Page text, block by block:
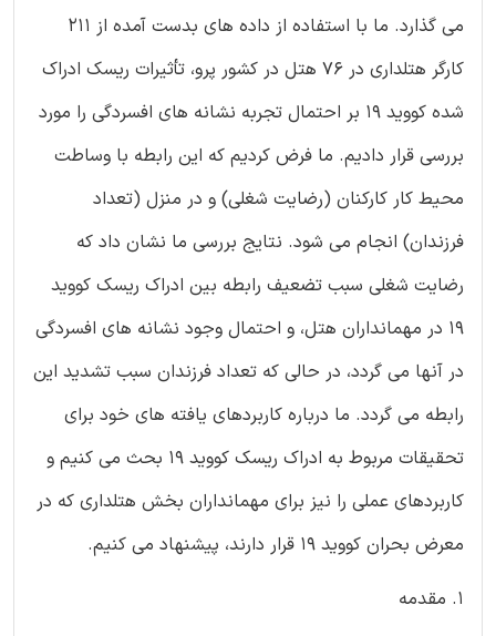
می گذارد. ما با استفاده از داده های بدست آمده از 211
کارگر هتلداری در 76 هتل در کشور پرو، تأثیرات ریسک ادراک
شده کووید 19 بر احتمال تجربه نشانه های افسردگی را مورد
بررسی قرار دادیم. ما فرض کردیم که این رابطه با وساطت
محیط کار کارکنان (رضایت شغلی) و در منزل (تعداد
فرزندان) انجام می شود. نتایج بررسی ما نشان داد که
رضایت شغلی سبب تضعیف رابطه بین ادراک ریسک کووید
19 در مهمانداران هتل، و احتمال وجود نشانه های افسردگی
در آنها می گردد، در حالی که تعداد فرزندان سبب تشدید این
رابطه می گردد. ما درباره کاربردهای یافته های خود برای
تحقیقات مربوط به ادراک ریسک کووید 19 بحث می کنیم و
کاربردهای عملی را نیز برای مهمانداران بخش هتلداری که در
معرض بحران کووید 19 قرار دارند، پیشنهاد می کنیم.
1. مقدمه